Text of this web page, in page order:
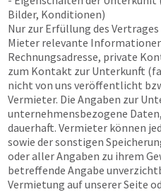
Bilder, Konditionen)
Nur zur Erfüllung des
Mieter relevante
Rechnungsadresse, private
zum Kontakt zur Unterkunft
nicht von uns veröffentlicht
Vermieter. Die Angaben zur
unternehmensbezogene
dauerhaft. Vermieter können
sowie der sonstigen
oder aller Angaben zu ihrem
betreffende Angabe
Vermietung auf unserer Seite